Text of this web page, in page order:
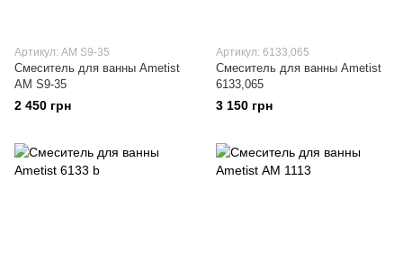
Артикул: АМ S9-35
Смеситель для ванны Ametist
АМ S9-35
2 450 грн
Артикул: 6133,065
Смеситель для ванны Ametist
6133,065
3 150 грн